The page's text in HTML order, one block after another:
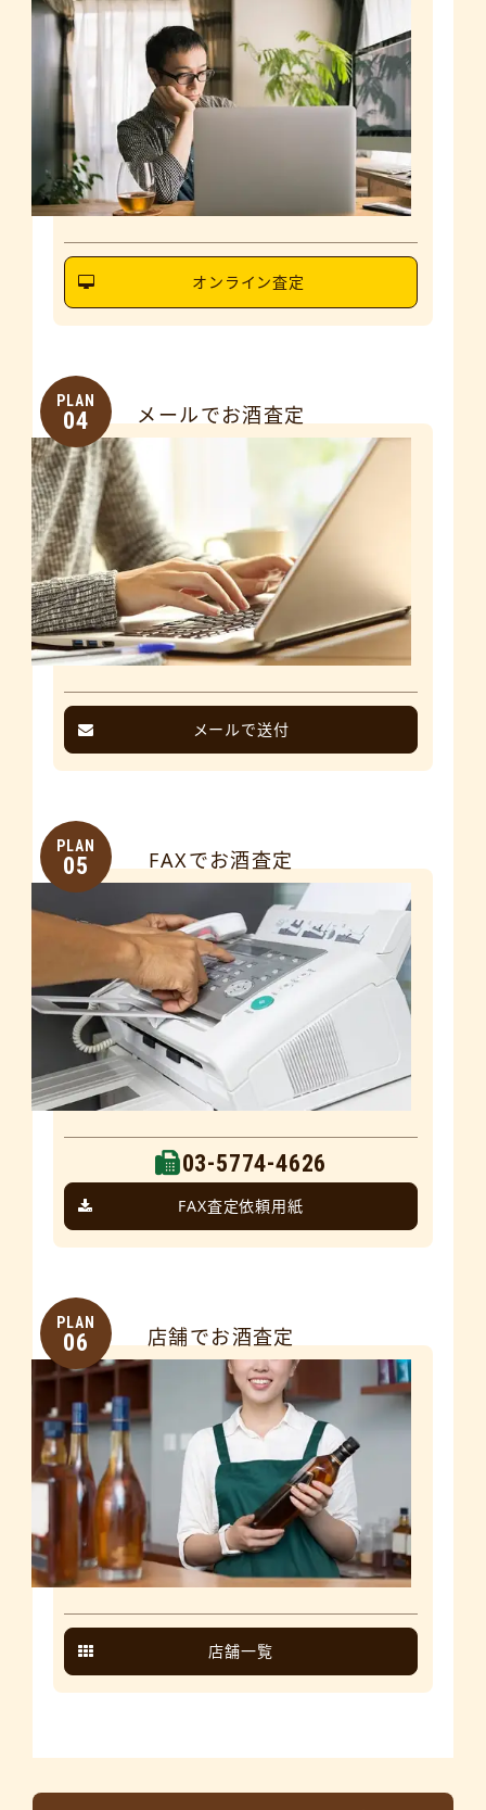
オンライン査定
PLAN
04 メールでお酒査定
メールで送付
PLAN
05 FAXでお酒査定
03-5774-4626
FAX査定依頼用紙
PLAN
06 店舗でお酒査定
店舗一覧